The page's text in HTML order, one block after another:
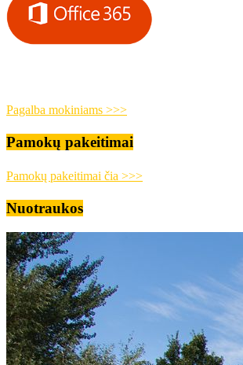
Pagalba mokiniams >>>
Pamokų pakeitimai
Pamokų pakeitimai čia >>>
Nuotraukos